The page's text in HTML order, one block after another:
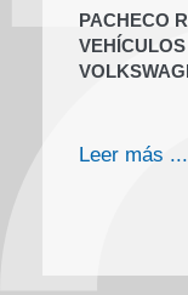
PACHECO
Leer más ...